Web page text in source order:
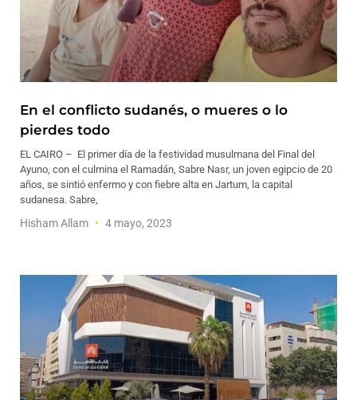
En el conflicto sudanés, o mueres o lo
pierdes todo
EL CAIRO – El primer día de la festividad musulmana del Final del
Ayuno, con el culmina el Ramadán, Sabre Nasr, un joven egipcio de 20
años, se sintió enfermo y con fiebre alta en Jartum, la capital
sudanesa. Sabre,
Hisham Allam 4 mayo, 2023